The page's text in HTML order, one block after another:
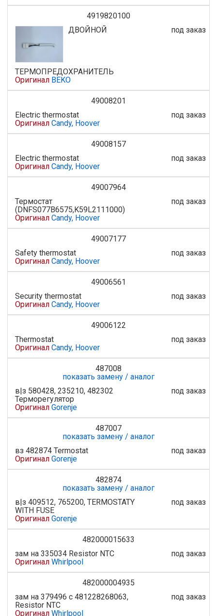
4919820100
ДВОЙНОЙ
ТЕРМОПРЕДОХРАНИТЕЛЬ
Оригинал BEKO
под заказ
49008201
Electric thermostat
Оригинал Candy, Hoover
под заказ
49008157
Electric thermostat
Оригинал Candy, Hoover
под заказ
49007964
Термостат
(DNFS077B6575,K59L2111000)
Оригинал Candy, Hoover
под заказ
49007177
Safety thermostat
Оригинал Candy, Hoover
под заказ
49006561
Security thermostat
Оригинал Candy, Hoover
под заказ
49006122
Thermostat
Оригинал Candy, Hoover
под заказ
487008
показать замену / аналог
в|з 580428, 235210, 482302
Терморегулятор
Оригинал Gorenje
под заказ
487007
показать замену / аналог
вз 482874 Termostat
Оригинал Gorenje
под заказ
482874
показать замену / аналог
в|з 409512, 765200, TERMOSTATY
WITH FUSE
Оригинал Gorenje
под заказ
482000015633
зам на 335034 Resistor NTC
Оригинал Whirlpool
под заказ
482000004935
зам на 379496 с 481228268063,
Resistor NTC
Оригинал Whirlpool
под заказ